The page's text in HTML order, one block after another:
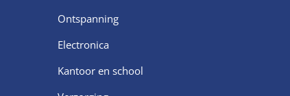
Ontspanning
Electronica
Kantoor en school